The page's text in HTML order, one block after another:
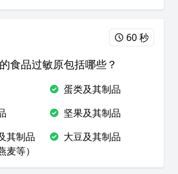
60 秒
食品过敏原包括哪些？
蛋类及其制品
坚果及其制品
其制品
麦等）
大豆及其制品